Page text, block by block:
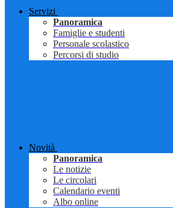
Servizi
Panoramica
Famiglie e studenti
Personale scolastico
Percorsi di studio
Novità
Panoramica
Le notizie
Le circolari
Calendario eventi
Albo online